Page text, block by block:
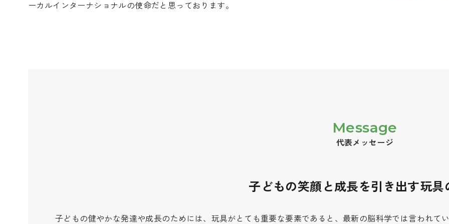
ーカルインターナショナルの使命だと思っております。
Message
代表メッセージ
子どもの笑顔と成長を引き出す玩具
子どもの健やかな発達や成長のためには、玩具がとても重要な要素であると、最新の脳科学では言われてい